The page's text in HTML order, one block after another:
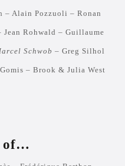
– Alain Pozzuoli – Ronan
Jean Rohwald – Guillaume
Schwob – Greg Silhol
– Brook & Julia West
of…